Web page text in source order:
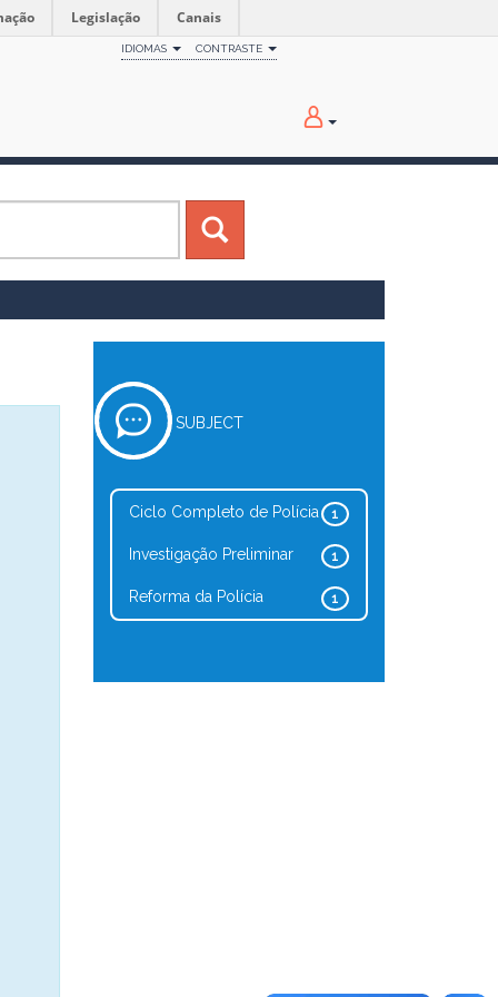
Legislação Canais
IDIOMAS CONTRASTE
SUBJECT
1
Ciclo Completo de Polícia
1
Investigação Preliminar
1
Reforma da Polícia